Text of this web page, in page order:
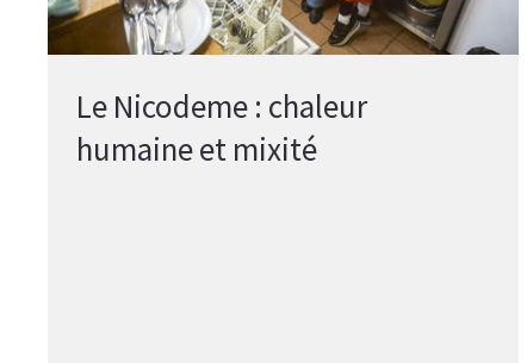
Le Nicodeme : chaleur
humaine et mixité